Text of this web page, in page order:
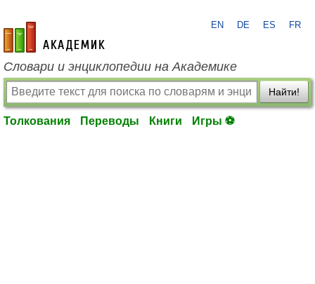
academic.ru
EN DE ES FR
Словари и энциклопедии на Академике
Найти!
Толкования Переводы Книги Игры ⚽